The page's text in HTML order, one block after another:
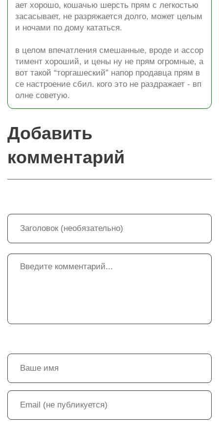
ает хорошо, кошачью шерсть прям с легкостью
засасывает, не разряжается долго, может целым
и ночами по дому кататься.
в целом впечатления смешанные, вроде и ассор
тимент хороший, и цены ну не прям огромные, а
вот такой “торгашеский” напор продавца прям в
се настроение сбил. кого это не раздражает - вп
олне советую.
Добавить
комментарий